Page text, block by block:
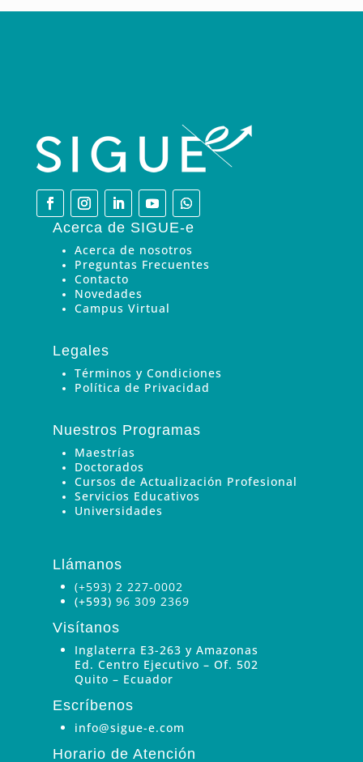
Acerca de SIGUE-e
Acerca de nosotros
Preguntas Frecuentes
Contacto
Novedades
Campus Virtual
Legales
Términos y Condiciones
Política de Privacidad
Nuestros Programas
Maestrías
Doctorados
Cursos de Actualización Profesional
Servicios Educativos
Universidades
Llámanos
(+593) 2 227-0002
(+593) 96 309 2369
Visítanos
Inglaterra E3-263 y Amazonas
Ed. Centro Ejecutivo – Of. 502
Quito – Ecuador
Escríbenos
info@sigue-e.com
Horario de Atención